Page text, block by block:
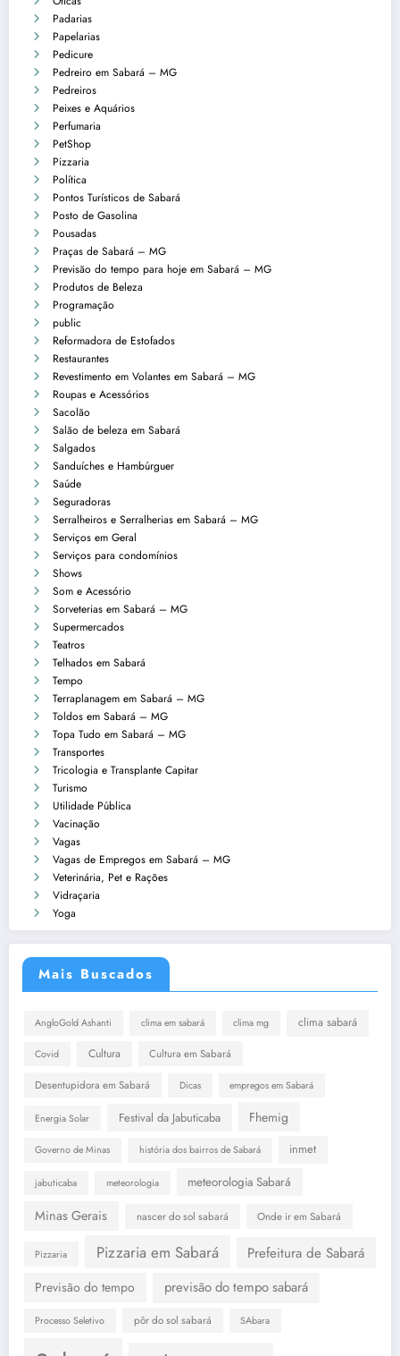
Padarias
Papelarias
Pedicure
Pedreiro em Sabará – MG
Pedreiros
Peixes e Aquários
Perfumaria
PetShop
Pizzaria
Política
Pontos Turísticos de Sabará
Posto de Gasolina
Pousadas
Praças de Sabará – MG
Previsão do tempo para hoje em Sabará – MG
Produtos de Beleza
Programação
public
Reformadora de Estofados
Restaurantes
Revestimento em Volantes em Sabará – MG
Roupas e Acessórios
Sacolão
Salão de beleza em Sabará
Salgados
Sanduíches e Hambúrguer
Saúde
Seguradoras
Serralheiros e Serralherias em Sabará – MG
Serviços em Geral
Serviços para condomínios
Shows
Som e Acessório
Sorveterias em Sabará – MG
Supermercados
Teatros
Telhados em Sabará
Tempo
Terraplanagem em Sabará – MG
Toldos em Sabará – MG
Topa Tudo em Sabará – MG
Transportes
Tricologia e Transplante Capitar
Turismo
Utilidade Pública
Vacinação
Vagas
Vagas de Empregos em Sabará – MG
Veterinária, Pet e Rações
Vidraçaria
Yoga
Mais Buscados
AngloGold Ashanti clima em sabará clima mg clima sabará
Covid Cultura Cultura em Sabará
Desentupidora em Sabará Dicas empregos em Sabará
Energia Solar Festival da Jabuticaba Fhemig
Governo de Minas história dos bairros de Sabará inmet
jabuticaba meteorologia meteorologia Sabará
Minas Gerais nascer do sol sabará Onde ir em Sabará
Pizzaria Pizzaria em Sabará Prefeitura de Sabará
Previsão do tempo previsão do tempo sabará
Processo Seletivo pôr do sol sabará SAbara